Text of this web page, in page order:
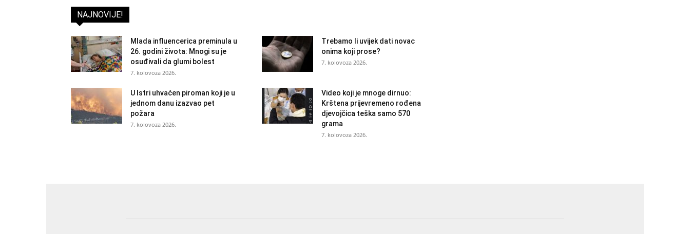
NAJNOVIJE!
Mlada influencerica preminula u
26. godini života: Mnogi su je
osuđivali da glumi bolest
7. kolovoza 2026.
Trebamo li uvijek dati novac
onima koji prose?
7. kolovoza 2026.
U Istri uhvaćen piroman koji je u
jednom danu izazvao pet
požara
7. kolovoza 2026.
Video koji je mnoge dirnuo:
Krštena prijevremeno rođena
djevojčica teška samo 570
grama
7. kolovoza 2026.